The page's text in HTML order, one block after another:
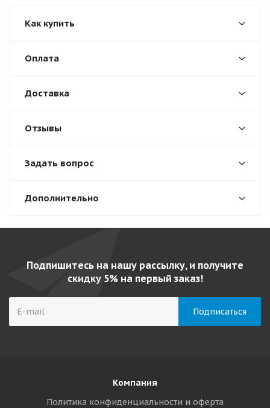
Как купить
Оплата
Доставка
Отзывы
Задать вопрос
Дополнительно
Подпишитесь на нашу рассылку, и получите
скидку 5% на первый заказ!
Компания
Политика конфиденциальности и оферта